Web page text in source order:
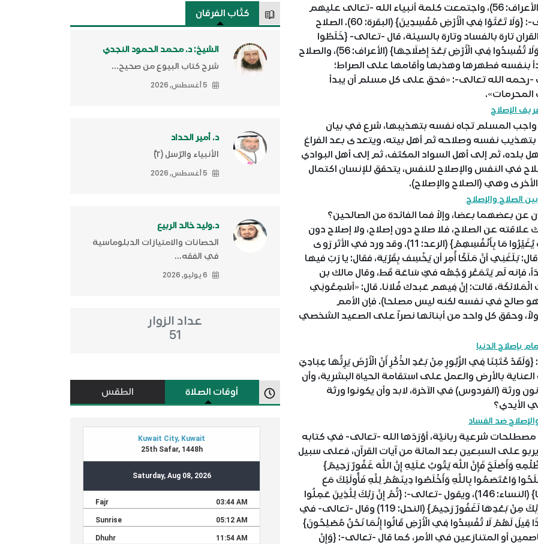
-تعالى-: {وَلَا تُفْسِدُوا فِي الْأَرْضِ بَعْدَ إِصْلَاحِهَا} (الأعراف: 56)، واجتمعت كلمة أنبياء الله -تعالى عليهم
السلام- لأقوامهم على قولهم كما قال -تعالى-: {وَلَا تَعْثَوْا فِي الْأَرْضِ مُفْسِدِينَ} (البقرة: 60). الصلاح
تارة بالفساد وتارة بالسيئة، قال -تعالى- {خَلَطُوا
عَمَلًا صَالِحًا وَآخَرَ سَيِّئًا} (التوبة: 102)، وقال أيضا: {وَلَا تُفْسِدُوا فِي الْأَرْضِ بَعْدَ إِصْلَاحِهَا} (الأعراف: 56)، والصلاح
بنفسه فطهرها وهذبها وأقامها على الصراط؛
-رحمه الله تعالى-: «فحق على كل مسلم أن يبدأ
الإصلاح
المسلم تجاه نفسه بتهذيبها، شرع في بيان
نفسه وصلاحه ثم أهل بيته، ويتعدى بعد الفراغ
بلده، ثم إلى أهل السواد المكثف، ثم إلى أهل البوادي
في النفس والإصلاح للنفس، يتحقق للإنسان اكتمال
وهي (الصلاح والإصلاح).
الصلاح والإصلاح
عن بعضهما بعضا، وإلاّ فما الفائدة من الصالحين؟
علاقته عن الصلاح، فلا صلاح دون إصلاح، ولا إصلاح دون
صلاح، قال -تعالى-: {إِنَّ اللَّهَ لَا يُغَيِّرُ مَا بِقَوْمٍ حَتَّى يُغَيِّرُوا مَا بِأَنْفُسِهِمْ} (الرعد: 11). وقد ورد في الأثر رَوى
بَلَغَنِي أنَّ مَلَكًا أُمِر أن يَخْسِف بِقَرْيَة، فقال: يا رَبّ فيها
فإنه لَم يَتَمَعَّر وَجْهُه فيَّ سَاعَة قَط، وقال مالك بن
الْمَلائكَة، قالت: إنَّ فِيهم عَبدك فُلانا. قال: «أسْمِعُونِي
صالح في نفسه لكنه ليس مصلحا). فإن الأمم
وحقق كل واحد من أبنائها نصراً على الصعيد الشخصي
بإصلاح الدنيا
كَتَبْنَا فِي الزَّبُورِ مِنْ بَعْدِ الذِّكْرِ أَنَّ الْأَرْضَ يَرِثُهَا عِبَادِيَ
الصالحين هي العناية بالأرض والعمل على استقامة الحياة البشرية، وأن
ورثة (الفردوس) في الآخرة، لابد وأن يكونوا ورثة
الأيدي؟
ضد الفساد
شرعية ربانيَّة، أوْرَدَها الله -تعالى- في كتابه
على السبعين بعد المائة من آيات القرآن، فعلى سبيل
وَأَصْلَحَ فَإِنَّ اللَّهَ يَتُوبُ عَلَيْهِ إِنَّ اللَّهَ غَفُورٌ رَحِيمٌ}
وَأَصْلَحُوا وَاعْتَصَمُوا بِاللَّهِ وَأَخْلَصُوا دِينَهُمْ لِلَّهِ فَأُولَئِكَ مَعَ
الْمُؤْمِنِينَ وَسَوْفَ يُؤْتِ اللَّهُ الْمُؤْمِنِينَ أَجْرًا عَظِيمًا} (النساء: 146)، ويقول -تعالى-: {ثُمَّ إِنَّ رَبَّكَ لِلَّذِينَ عَمِلُوا
السُّوءَ بِجَهَالَةٍ ثُمَّ تَابُوا مِنْ بَعْدِ ذَلِكَ وَأَصْلَحُوا إِنَّ رَبَّكَ مِنْ بَعْدِهَا لَغَفُورٌ رَحِيمٌ} (النحل: 119) وقال -تعالى- في
لَهُمْ لَا تُفْسِدُوا فِي الْأَرْضِ قَالُوا إِنَّمَا نَحْنُ مُصْلِحُونَ}
أو المتنازعين في الأمر، كما قال -تعالى-: {وَإِنْ
كتَّاب الفرقان
الشيخ: د. محمد الحمود النجدي
شرح كتاب البيوع من صحيح...
5 أغسطس, 2026
د. أمير الحداد
الأنبياء والرّسل (٢)ّ
5 أغسطس, 2026
د.وليد خالد الربيع
الحصانات والامتيازات الدبلوماسية
في الفقه...
6 يوليو, 2026
عداد الزوار
51
أوقات الصلاة الطقس